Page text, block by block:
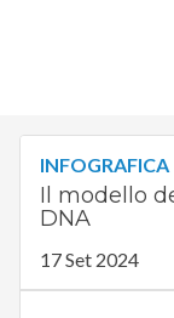
INFOGRAFICA
Il modello
DNA
17 Set 2024